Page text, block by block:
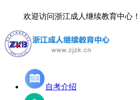
欢迎访问浙江成人继续教育中心！
自考介绍